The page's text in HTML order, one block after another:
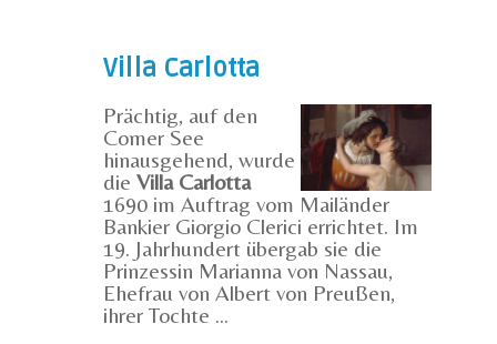
Villa Carlotta
Prächtig, auf den
Comer See
hinausgehend, wurde
die Villa Carlotta
1690 im Auftrag vom Mailänder
Bankier Giorgio Clerici errichtet. Im
19. Jahrhundert übergab sie die
Prinzessin Marianna von Nassau,
Ehefrau von Albert von Preußen,
ihrer Tochte ...